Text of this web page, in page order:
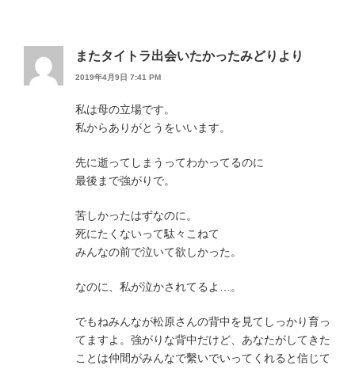
またタイトラ出会いたかったみどりより
2019年4月9日 7:41 PM
私は母の立場です。
私からありがとうをいいます。
先に逝ってしまうってわかってるのに
最後まで強がりで。
苦しかったはずなのに。
死にたくないって駄々こねて
みんなの前で泣いて欲しかった。
なのに、私が泣かされてるよ…。
でもねみんなが松原さんの背中を見てしっかり育っ
てますよ。強がりな背中だけど、あなたがしてきた
ことは仲間がみんなで繫いでいってくれると信じて